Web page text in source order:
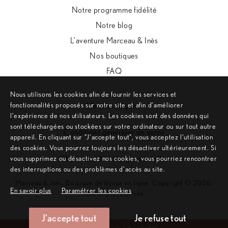
Notre programme fidélité
Notre blog
L’aventure Marceau & Inès
Nos boutiques
FAQ
Mentions légales
•
Conditions générales de vente
•
Charte des données personnelles
Tous droits réservés.
Remonter en haut de page
Nous utilisons les cookies afin de fournir les services et
fonctionnalités proposés sur notre site et afin d’améliorer
l’expérience de nos utilisateurs. Les cookies sont des données qui
sont téléchargées ou stockées sur votre ordinateur ou sur tout autre
appareil. En cliquant sur ”J’accepte tout”, vous acceptez l’utilisation
des cookies. Vous pourrez toujours les désactiver ultérieurement. Si
vous supprimez ou désactivez nos cookies, vous pourriez rencontrer
des interruptions ou des problèmes d’accès au site.
En savoir plus Paramétrer les cookies
J'accepte tout Je refuse tout